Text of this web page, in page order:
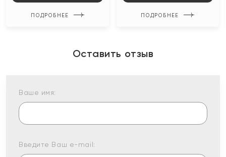
ПОДРОБНЕЕ ПОДРОБНЕЕ
Оставить отзыв
Ваше имя:
Введите Ваш e-mail: